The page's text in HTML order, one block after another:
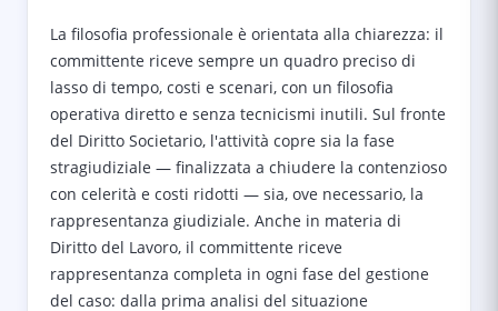
La filosofia professionale è orientata alla chiarezza: il
committente riceve sempre un quadro preciso di
lasso di tempo, costi e scenari, con un filosofia
operativa diretto e senza tecnicismi inutili. Sul fronte
del Diritto Societario, l'attività copre sia la fase
stragiudiziale — finalizzata a chiudere la contenzioso
con celerità e costi ridotti — sia, ove necessario, la
rappresentanza giudiziale. Anche in materia di
Diritto del Lavoro, il committente riceve
rappresentanza completa in ogni fase del gestione
del caso: dalla prima analisi del situazione